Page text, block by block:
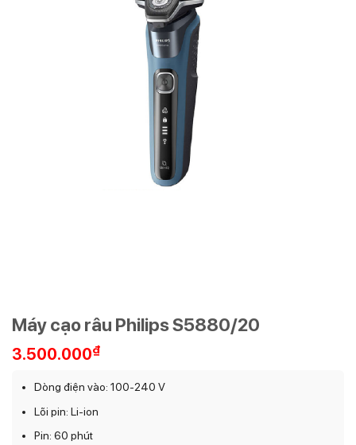
Máy cạo râu Philips S5880/20
3.500.000₫
Dòng điện vào: 100-240 V
Lõi pin: Li-ion
Pin: 60 phút